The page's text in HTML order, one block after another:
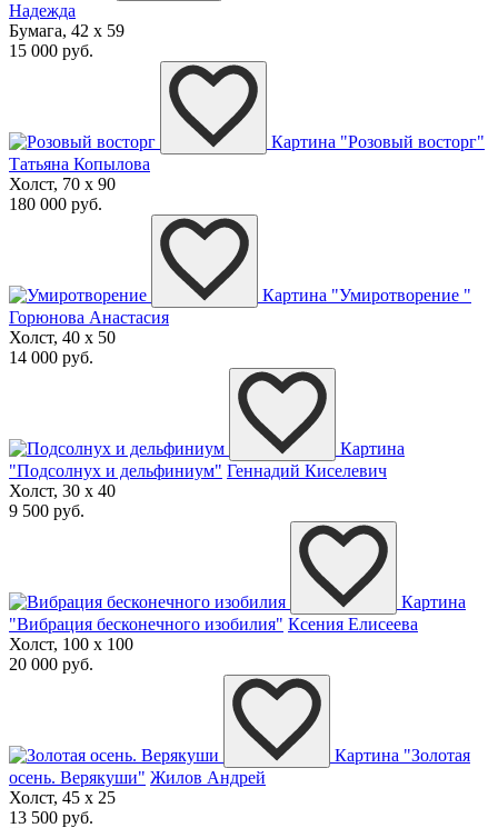
Надежда
Бумага, 42 x 59
15 000 руб.
Картина "Розовый восторг"
Татьяна Копылова
Холст, 70 x 90
180 000 руб.
Картина "Умиротворение "
Горюнова Анастасия
Холст, 40 x 50
14 000 руб.
Картина
"Подсолнух и дельфиниум" Геннадий Киселевич
Холст, 30 x 40
9 500 руб.
Картина
"Вибрация бесконечного изобилия" Ксения Елисеева
Холст, 100 x 100
20 000 руб.
Картина "Золотая
осень. Верякуши" Жилов Андрей
Холст, 45 x 25
13 500 руб.